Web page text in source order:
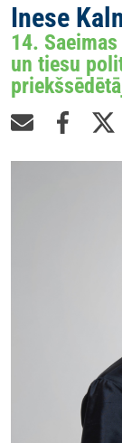
Inese
14.
un tiesu